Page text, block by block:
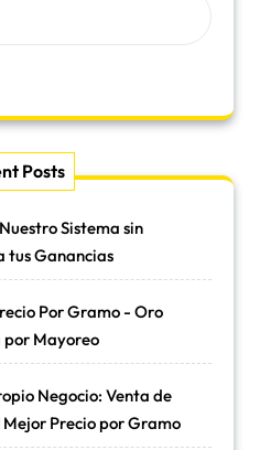
Posts
Sistema sin
tus Ganancias
Por Gramo - Oro
Mayoreo
Negocio: Venta de
Mejor Precio por Gramo